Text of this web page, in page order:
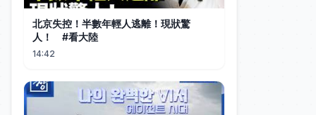
北京失控！半數年輕人逃離！現狀驚
人！ #看大陸
14:42